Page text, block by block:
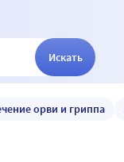
Искать
орви и гриппа